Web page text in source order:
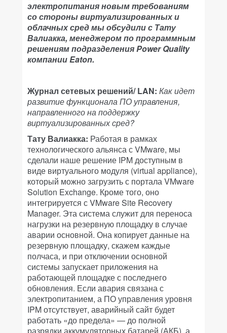
электропитания новым требованиям
со стороны виртуализированных и
облачных сред мы обсудили с Тату
Валиакка, менеджером по программным
решениям подразделения Power Quality
компании Eaton.
Журнал сетевых решений/ LAN: Как идет
развитие функционала ПО управления,
направленного на поддержку
виртуализированных сред?
Тату Валиакка: Работая в рамках
технологического альянса с VMware, мы
сделали наше решение IPM доступным в
виде виртуального модуля (virtual appliance),
который можно загрузить с портала VMware
Solution Exchange. Кроме того, оно
интегрируется с VMware Site Recovery
Manager. Эта система служит для переноса
нагрузки на резервную площадку в случае
аварии основной. Она копирует данные на
резервную площадку, скажем каждые
полчаса, и при отключении основной
системы запускает приложения на
работающей площадке с последнего
обновления. Если авария связана с
электропитанием, а ПО управления уровня
IPM отсутствует, аварийный сайт будет
работать «до предела» — до полной